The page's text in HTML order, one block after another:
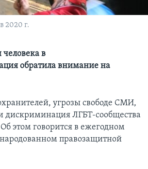
2020 г.
в
обратила внимание на
угрозы свободе СМИ,
дискриминация ЛГБТ-сообщества
этом говорится в ежегодном
правозащитной